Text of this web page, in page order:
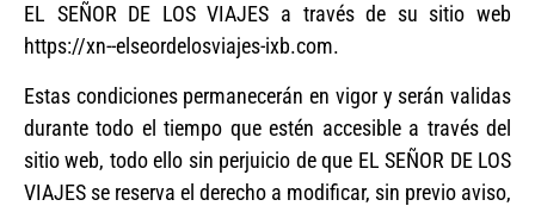
EL SEÑOR DE LOS VIAJES a través de su sitio web
https://xn--elseordelosviajes-ixb.com.
Estas condiciones permanecerán en vigor y serán validas
durante todo el tiempo que estén accesible a través del
sitio web, todo ello sin perjuicio de que EL SEÑOR DE LOS
VIAJES se reserva el derecho a modificar, sin previo aviso,